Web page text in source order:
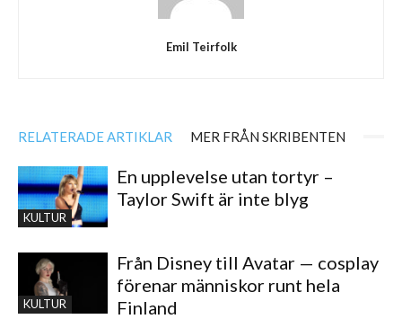
Emil Teirfolk
RELATERADE ARTIKLAR MER FRÅN SKRIBENTEN
KULTUR
En upplevelse utan tortyr –
Taylor Swift är inte blyg
KULTUR
Från Disney till Avatar — cosplay
förenar människor runt hela
Finland